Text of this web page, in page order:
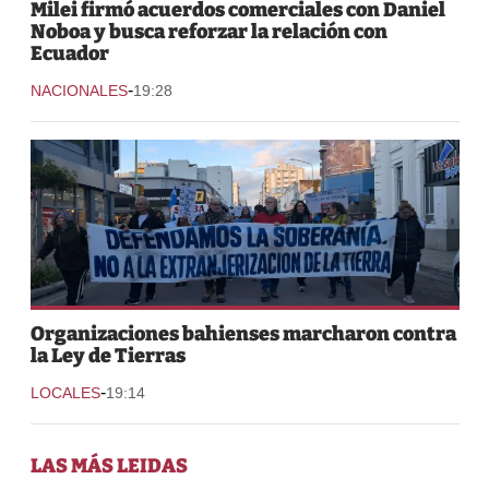
Milei firmó acuerdos comerciales con Daniel
Noboa y busca reforzar la relación con
Ecuador
NACIONALES-19:28
Organizaciones bahienses marcharon contra
la Ley de Tierras
LOCALES-19:14
LAS MÁS LEIDAS